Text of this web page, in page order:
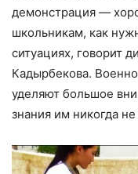
демонстрация —
школьникам, как
ситуациях, говорит
Кадырбекова.
уделяют большое
знания им никогда не